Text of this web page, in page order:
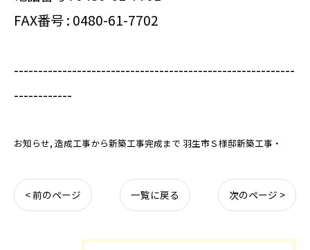
FAX番号 : 0480-61-7702
----------------------------------------------------------
------------
お知らせ 造成工事から新築工事完成まで 羽生市Ｓ様邸新築工事・
< 前のページ 一覧に戻る 次のページ >